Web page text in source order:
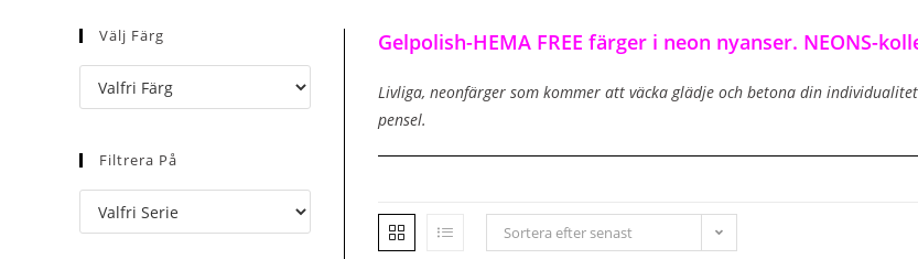
Välj Färg
Filtrera På
Gelpolish-HEMA FREE färger i neon nyanser. NEONS-
Livliga, neonfärger som kommer att väcka glädje och betona din
pensel.
Sortera efter senast